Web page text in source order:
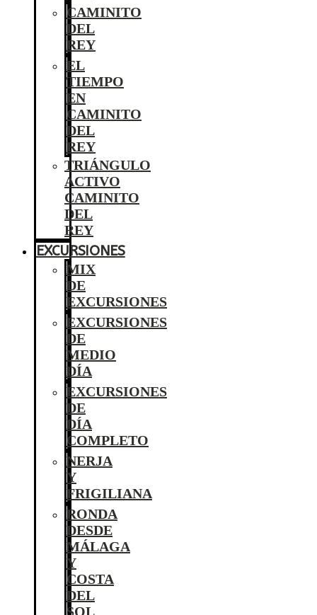
CAMINITO
DEL
REY
EL
TIEMPO
EN
CAMINITO
DEL
REY
TRIÁNGULO
ACTIVO
CAMINITO
DEL
REY
EXCURSIONES
MIX
DE
EXCURSIONES
EXCURSIONES
DE
MEDIO
DÍA
EXCURSIONES
DE
DÍA
COMPLETO
NERJA
Y
FRIGILIANA
RONDA
DESDE
MÁLAGA
Y
COSTA
DEL
SOL